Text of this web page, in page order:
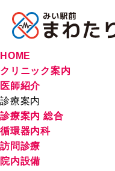
HOME
クリニック案内
医師紹介
診療案内
診療案内 総合
循環器内科
訪問診療
院内設備